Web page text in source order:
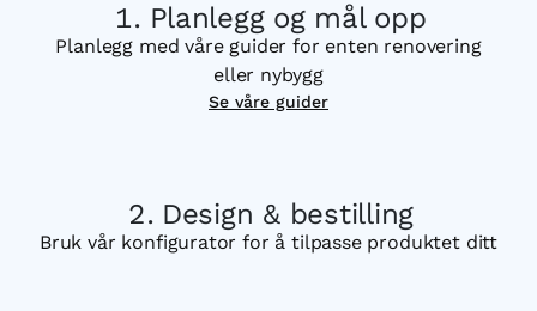
Planlegg og mål opp
Planlegg med våre guider for enten renovering
eller nybygg
Se våre guider
Design & bestilling
Bruk vår konfigurator for å tilpasse produktet ditt